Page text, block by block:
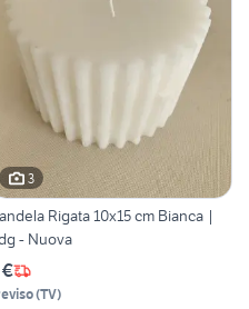
3
Rigata 10x15 cm Bianca |
- Nuova
(TV)